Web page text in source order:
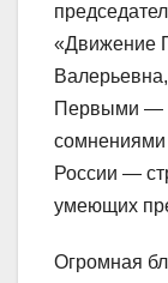
«Движение
Первыми —
России —
умеющих
Огромная